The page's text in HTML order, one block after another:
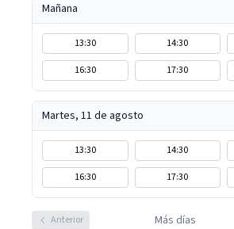
Mañana
13:30 14:30
16:30
17:30
Martes, 11 de agosto
13:30 14:30
16:30
17:30
Anterior Más días